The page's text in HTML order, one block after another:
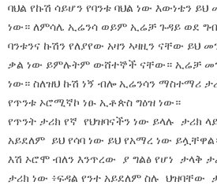
ባህል የኩሽ ሳይሆን የባንቱ ባህል ነው እውነቴን
ነው። ለምሳሌ ኢሬንሳ ወይም ኢሬቻ ጉዳይ ወደ
ባንቱንና ኩሽን የለያየው አዛን ኣዛዚን ናቸው ይህ
ቃል ነው ይምሉትም ውሸተኞች ናቸው። ኢሬቻ
ነው። ስለዝህ ኩሽ ነኝ ብሎ ኢሬንሳን ማስተማሪ
የጥንቱ ኦሮሚኛኮ ነፁ ኢቶጵስ ግዕዝ ነው።
የጥንት ታሪክ የኛ የህዝባናችን ነው ይላሉ ታሪክ
አይደለም ይህ የሳባ ነው ይህ የአማረ ነው
እሽ ኦሮሞ ብለን እንጥረው ያ ግልፅ የሆነ ታላቅ
ታሪክ ነው ፥ፍዳል የንተ አይደለም ስሉ ህዝባቸው